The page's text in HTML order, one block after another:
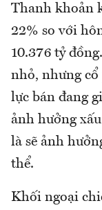
Thanh khoản
22% so với
10.376 tỷ
nhỏ, nhưng
lực bán đang
ảnh hưởng
là sẽ ảnh
thể.
Khối ngoại